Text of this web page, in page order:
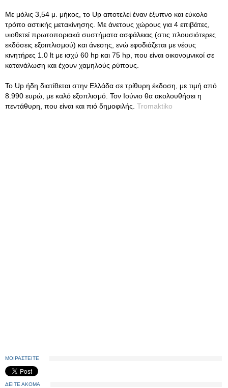
Με μόλις 3,54 μ. μήκος, το Up αποτελεί έναν έξυπνο και εύκολο
τρόπο αστικής μετακίνησης. Με άνετους χώρους για 4 επιβάτες,
υιοθετεί πρωτοποριακά συστήματα ασφάλειας (στις πλουσιότερες
εκδόσεις εξοιπλισμού) και άνεσης, ενώ εφοδιάζεται με νέους
κινητήρες 1.0 lt με ισχύ 60 hp και 75 hp, που είναι οικονομνικοί σε
κατανάλωση και έχουν χαμηλούς ρύπους.
Το Up ήδη διατίθεται στην Ελλάδα σε τρίθυρη έκδοση, με τιμή από
8.990 ευρώ, με καλό εξοπλισμό. Τον Ιούνιο θα ακολουθήσει η
πεντάθυρη, που είναι και πιό δημοφιλής. Tromaktiko
ΜΟΙΡΑΣΤΕΙΤΕ
ΔΕΙΤΕ ΑΚΟΜΑ